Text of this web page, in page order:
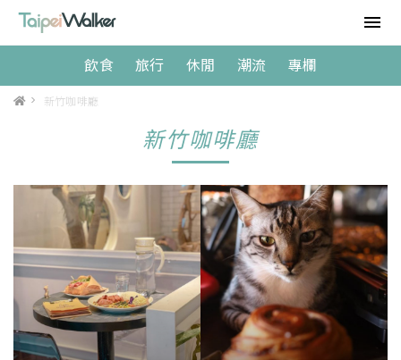
飲食 旅行 休閒 潮流 專欄
> 新竹咖啡廳
新竹咖啡廳